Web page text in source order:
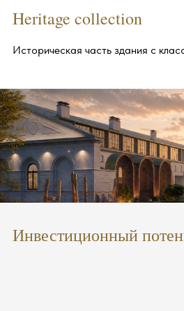
Историческая часть здания с
Heritage collection
Инвестиционный